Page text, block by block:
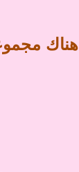
هناك